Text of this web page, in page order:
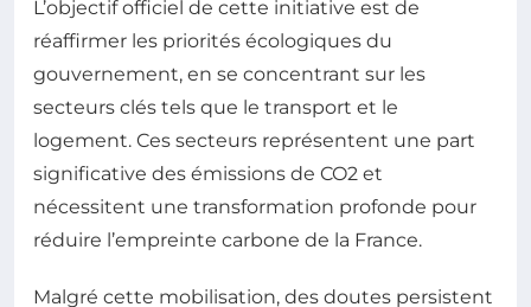
L’objectif officiel de cette initiative est de
réaffirmer les priorités écologiques du
gouvernement, en se concentrant sur les
secteurs clés tels que le transport et le
logement. Ces secteurs représentent une part
significative des émissions de CO2 et
nécessitent une transformation profonde pour
réduire l’empreinte carbone de la France.
Malgré cette mobilisation, des doutes persistent